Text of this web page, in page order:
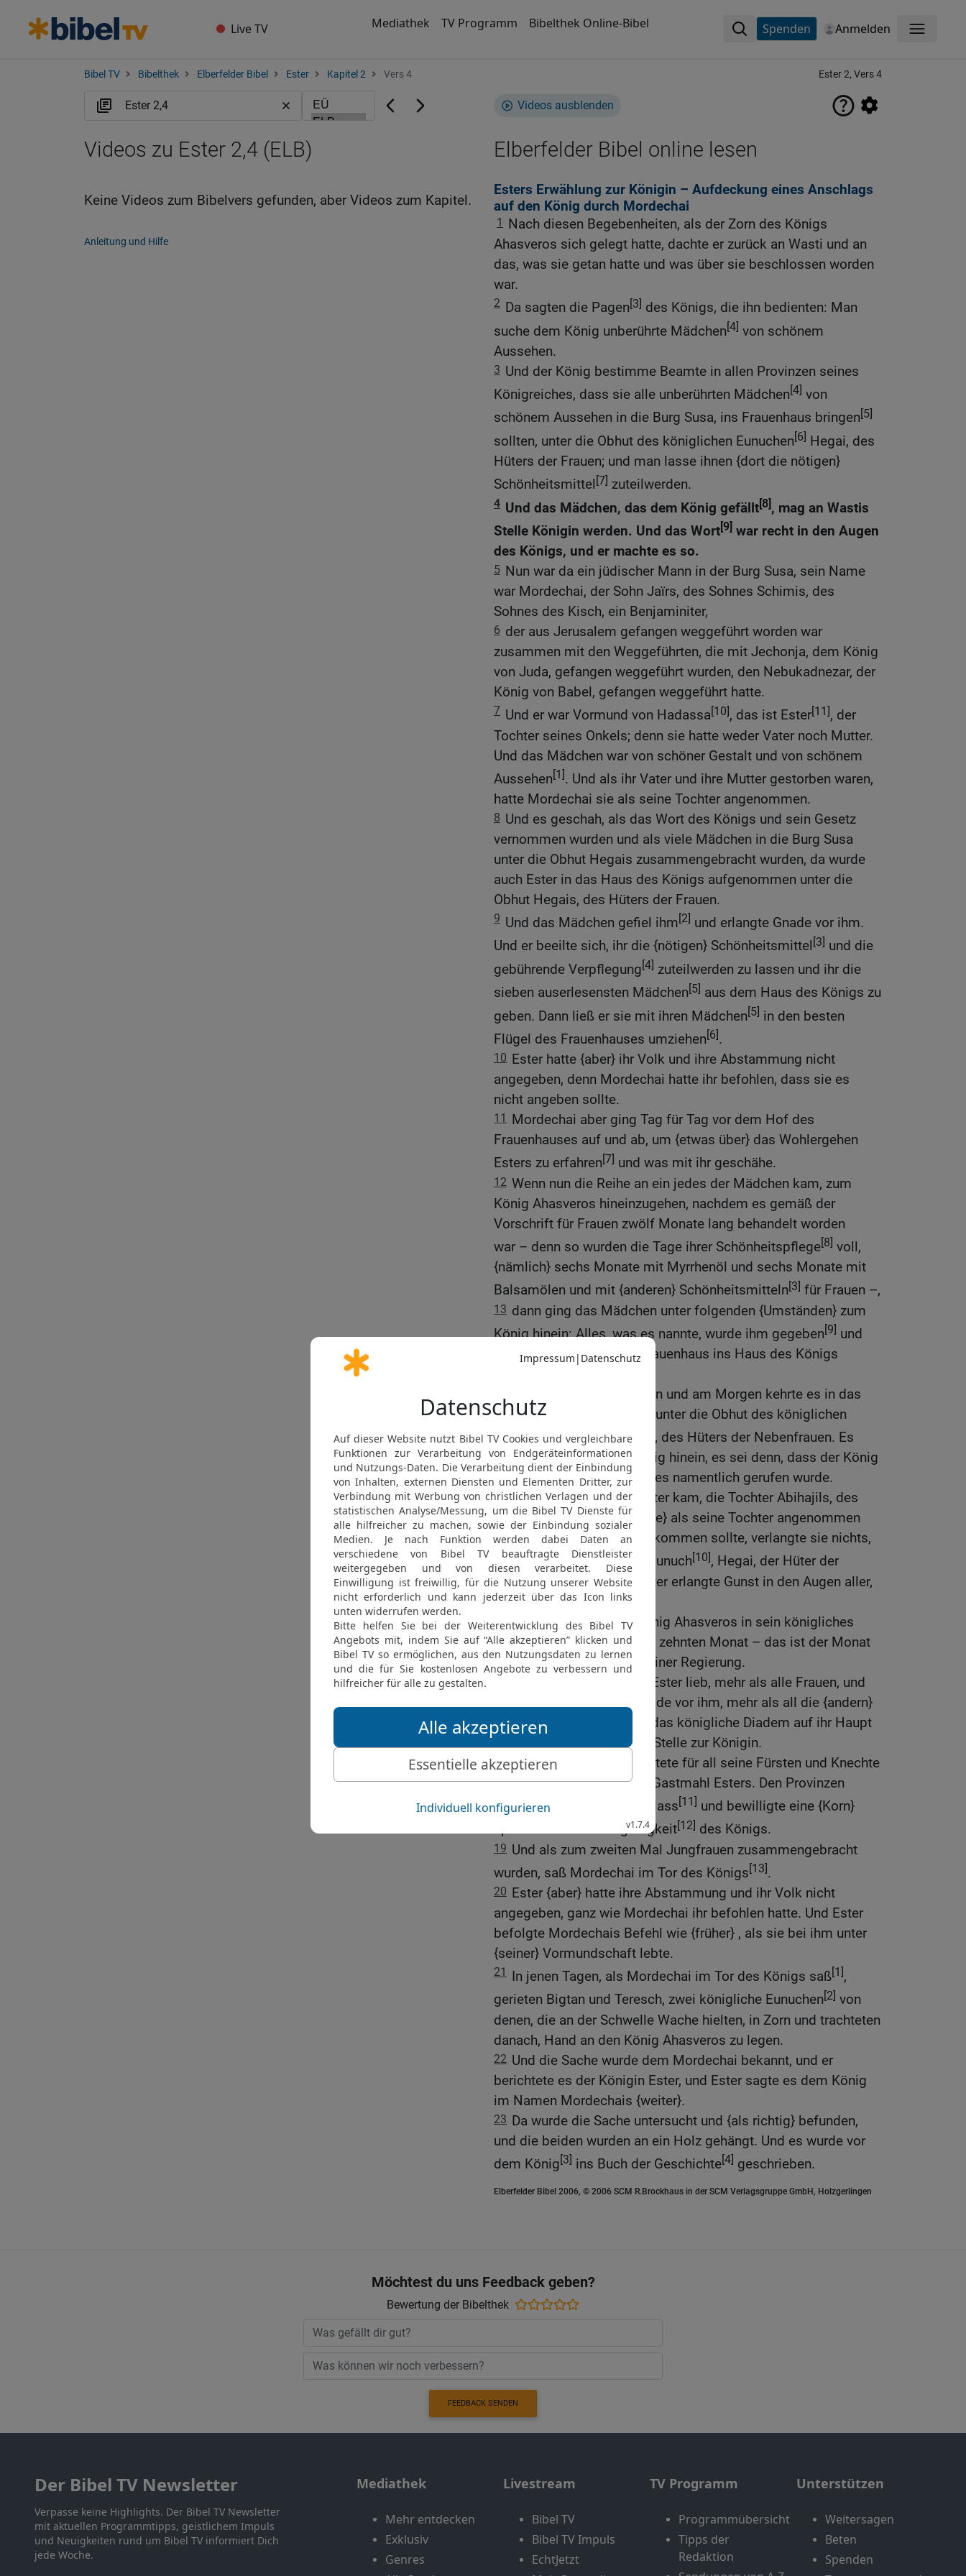
Live TV Mediathek TV Programm Bibelthek Online-Bibel Spenden Anmelden Menü
Bibel TV Bibelthek Elberfelder Bibel Ester Kapitel 2 Vers 4 Ester 2, Vers 4
Videos ausblenden
Elberfelder Bibel online lesen
Esters Erwählung zur Königin – Aufdeckung eines Anschlags
auf den König durch Mordechai
1
Nach diesen Begebenheiten, als der Zorn des Königs
Ahasveros sich gelegt hatte, dachte er zurück an Wasti und an
das, was sie getan hatte und was über sie beschlossen worden
war.
2 Da sagten die Pagen[3] des Königs, die ihn bedienten: Man
suche dem König unberührte Mädchen[4] von schönem
Aussehen.
3 Und der König bestimme Beamte in allen Provinzen seines
Königreiches, dass sie alle unberührten Mädchen[4] von
schönem Aussehen in die Burg Susa, ins Frauenhaus bringen[5]
sollten, unter die Obhut des königlichen Eunuchen[6] Hegai, des
Hüters der Frauen; und man lasse ihnen {dort die nötigen}
Schönheitsmittel[7] zuteilwerden.
4 Und das Mädchen, das dem König gefällt[8], mag an Wastis
Stelle Königin werden. Und das Wort[9] war recht in den Augen
des Königs, und er machte es so.
5 Nun war da ein jüdischer Mann in der Burg Susa, sein Name
war Mordechai, der Sohn Jaïrs, des Sohnes Schimis, des
Sohnes des Kisch, ein Benjaminiter,
6 der aus Jerusalem gefangen weggeführt worden war
zusammen mit den Weggeführten, die mit Jechonja, dem König
von Juda, gefangen weggeführt wurden, den Nebukadnezar, der
König von Babel, gefangen weggeführt hatte.
7 Und er war Vormund von Hadassa[10], das ist Ester[11], der
Tochter seines Onkels; denn sie hatte weder Vater noch Mutter.
Und das Mädchen war von schöner Gestalt und von schönem
Aussehen[1]. Und als ihr Vater und ihre Mutter gestorben waren,
hatte Mordechai sie als seine Tochter angenommen.
8 Und es geschah, als das Wort des Königs und sein Gesetz
vernommen wurden und als viele Mädchen in die Burg Susa
unter die Obhut Hegais zusammengebracht wurden, da wurde
auch Ester in das Haus des Königs aufgenommen unter die
Obhut Hegais, des Hüters der Frauen.
9 Und das Mädchen gefiel ihm[2] und erlangte Gnade vor ihm.
Und er beeilte sich, ihr die {nötigen} Schönheitsmittel [3] und die
gebührende Verpflegung[4] zuteilwerden zu lassen und ihr die
sieben auserlesensten Mädchen[5] aus dem Haus des Königs zu
geben. Dann ließ er sie mit ihren Mädchen[5] in den besten
Flügel des Frauenhauses umziehen[6].
10 Ester hatte {aber} ihr Volk und ihre Abstammung nicht
angegeben, denn Mordechai hatte ihr befohlen, dass sie es
nicht angeben sollte.
11
Mordechai aber ging Tag für Tag vor dem Hof des
Frauenhauses auf und ab, um {etwas über} das Wohlergehen
Esters zu erfahren[7] und was mit ihr geschähe.
12 Wenn nun die Reihe an ein jedes der Mädchen kam, zum
König Ahasveros hineinzugehen, nachdem es gemäß der
Vorschrift für Frauen zwölf Monate lang behandelt worden
war – denn so wurden die Tage ihrer Schönheitspflege[8] voll,
{nämlich} sechs Monate mit Myrrhenöl und sechs Monate mit
Balsamölen und mit {anderen} Schönheitsmitteln[3] für Frauen –,
13 dann ging das Mädchen unter folgenden {Umständen} zum
König hinein: Alles, was es nannte, wurde ihm gegeben[9] und
durfte mit ihm aus dem Frauenhaus ins Haus des Königs
Am Abend ging es hinein und am Morgen kehrte es in das
zweite Frauenhaus zurück, unter die Obhut des königlichen
Eunuchen [10] Schaasgasch, des Hüters der Nebenfrauen. Es
kam nicht wieder zum König hinein, es sei denn, dass der König
Gefallen an ihm hatte, und es namentlich gerufen wurde.
15 Und als die Reihe an Ester kam, die Tochter Abihajils, des
Onkels Mordechais, der {sie} als seine Tochter angenommen
hatte, dass sie zum König kommen sollte, verlangte sie nichts,
außer was der königliche Eunuch[10], Hegai, der Hüter der
Frauen, {ihr} sagte. Und Ester erlangte Gunst in den Augen aller,
die sie sahen.
So wurde Ester zum König Ahasveros in sein königliches
Haus geholt, {und zwar} im zehnten Monat – das ist der Monat
Tebet – im siebten Jahr seiner Regierung.
Und der König gewann Ester lieb, mehr als alle Frauen, und
sie erlangte Gunst und Gnade vor ihm, mehr als all die {andern}
Jungfrauen. Und er setzte das königliche Diadem auf ihr Haupt
und machte sie an Wastis Stelle zur Königin.
18 Und der König veranstaltete für all seine Fürsten und Knechte
ein großes Gastmahl, das Gastmahl Esters. Den Provinzen
gewährte er einen Steuererlass[11] und bewilligte eine {Korn}
spende nach der Freigebigkeit[12] des Königs.
19 Und als zum zweiten Mal Jungfrauen zusammengebracht
wurden, saß Mordechai im Tor des Königs[13].
20 Ester {aber} hatte ihre Abstammung und ihr Volk nicht
angegeben, ganz wie Mordechai ihr befohlen hatte. Und Ester
befolgte Mordechais Befehl wie {früher} , als sie bei ihm unter
{seiner} Vormundschaft lebte.
21 In jenen Tagen, als Mordechai im Tor des Königs saß[1],
gerieten Bigtan und Teresch, zwei königliche Eunuchen[2] von
denen, die an der Schwelle Wache hielten, in Zorn und trachteten
danach, Hand an den König Ahasveros zu legen.
22 Und die Sache wurde dem Mordechai bekannt, und er
berichtete es der Königin Ester, und Ester sagte es dem König
im Namen Mordechais {weiter}.
23 Da wurde die Sache untersucht und {als richtig} befunden,
und die beiden wurden an ein Holz gehängt. Und es wurde vor
dem König[3] ins Buch der Geschichte[4] geschrieben.
Elberfelder Bibel 2006, © 2006 SCM R.Brockhaus in der SCM Verlagsgruppe GmbH, Holzgerlingen
Videos zu Ester 2,4 (ELB)
Keine Videos zum Bibelvers gefunden, aber Videos zum Kapitel.
Anleitung und Hilfe
Möchtest du uns Feedback geben?
Bewertung der Bibelthek
FEEDBACK SENDEN
Der Bibel TV Newsletter
Verpasse keine Highlights. Der Bibel TV Newsletter
mit aktuellen Programmtipps, geistlichem Impuls
und Neuigkeiten rund um Bibel TV informiert Dich
jede Woche.
Mediathek
Mehr entdecken
Exklusiv
Genres
Livestream
Bibel TV
Bibel TV Impuls
EchtJetzt
TV Programm
Programmübersicht
Tipps der
Redaktion
Unterstützen
Weitersagen
Beten
Spenden